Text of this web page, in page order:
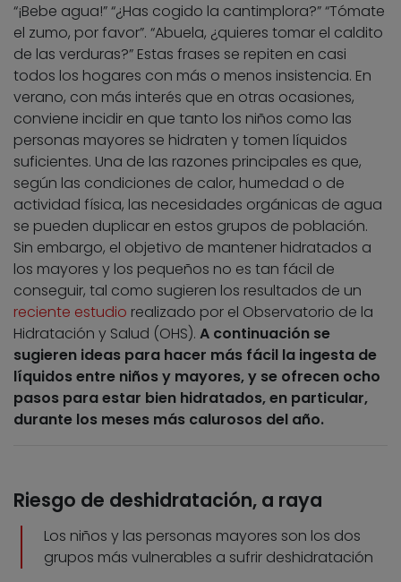
“¡Bebe agua!” “¿Has cogido la cantimplora?” “Tómate
el zumo, por favor”. “Abuela, ¿quieres tomar el caldito
de las verduras?” Estas frases se repiten en casi
todos los hogares con más o menos insistencia. En
verano, con más interés que en otras ocasiones,
conviene incidir en que tanto los niños como las
personas mayores se hidraten y tomen líquidos
suficientes. Una de las razones principales es que,
según las condiciones de calor, humedad o de
actividad física, las necesidades orgánicas de agua
se pueden duplicar en estos grupos de población.
Sin embargo, el objetivo de mantener hidratados a
los mayores y los pequeños no es tan fácil de
conseguir, tal como sugieren los resultados de un
reciente estudio realizado por el Observatorio de la
Hidratación y Salud (OHS). A continuación se
sugieren ideas para hacer más fácil la ingesta de
líquidos entre niños y mayores, y se ofrecen ocho
pasos para estar bien hidratados, en particular,
durante los meses más calurosos del año.
Riesgo de deshidratación, a raya
Los niños y las personas mayores son los dos
grupos más vulnerables a sufrir deshidratación